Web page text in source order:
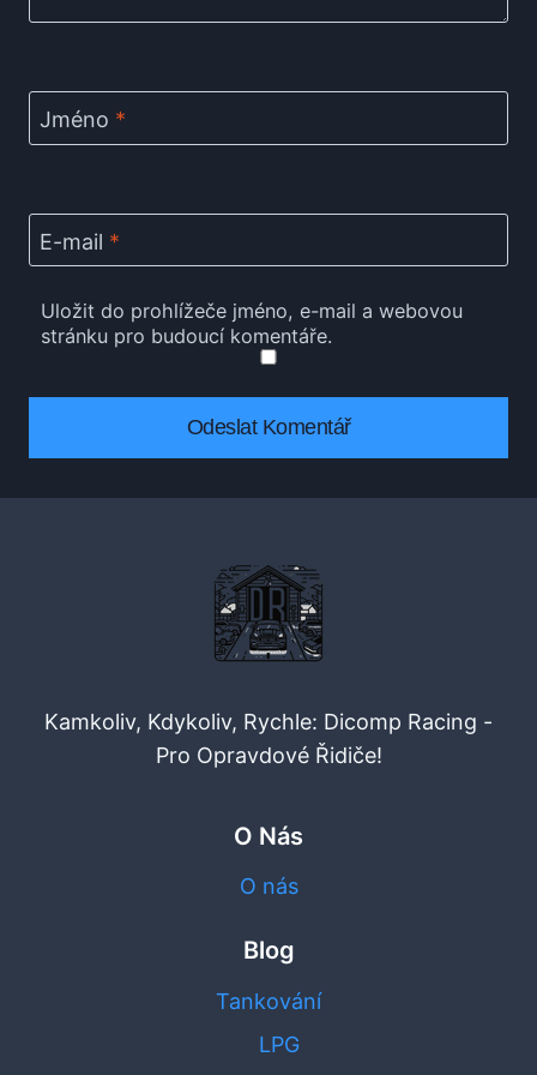
Jméno *
E-mail *
Uložit do prohlížeče jméno, e-mail a webovou
stránku pro budoucí komentáře.
Kamkoliv, Kdykoliv, Rychle: Dicomp Racing -
Pro Opravdové Řidiče!
O Nás
O nás
Blog
Tankování
LPG